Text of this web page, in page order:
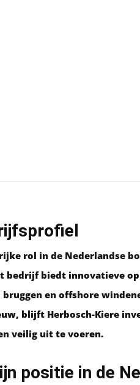
rol in de Nederlandse
bedrijf biedt innovatieve
en offshore
blijft Herbosch-Kiere
veilig uit te voeren.
positie in de